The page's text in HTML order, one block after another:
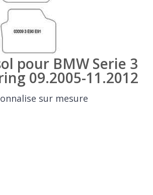
pour BMW Serie 3
09.2005-11.2012
sur mesure